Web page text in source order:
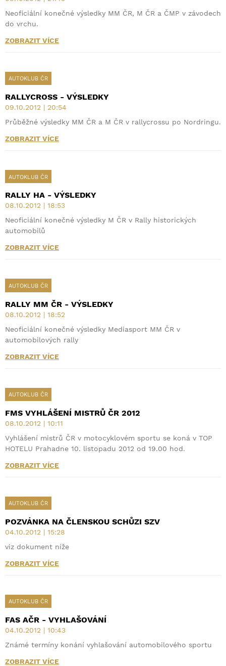
Neoficiální konečné výsledky MM ČR, M ČR a ČMP v závodech
do vrchu.
ZOBRAZIT VÍCE
AUTOKLUB ČR
RALLYCROSS - VÝSLEDKY
09.10.2012 | 20:54
Průběžné výsledky MM ČR a M ČR v rallycrossu po Nordringu.
ZOBRAZIT VÍCE
AUTOKLUB ČR
RALLY HA - VÝSLEDKY
08.10.2012 | 18:53
Neoficiální konečné výsledky M ČR v Rally historických
automobilů
ZOBRAZIT VÍCE
AUTOKLUB ČR
RALLY MM ČR - VÝSLEDKY
08.10.2012 | 18:52
Neoficiální konečné výsledky Mediasport MM ČR v
automobilových rally
ZOBRAZIT VÍCE
AUTOKLUB ČR
FMS VYHLÁŠENÍ MISTRŮ ČR 2012
08.10.2012 | 10:11
Vyhlášení mistrů ČR v motocyklovém sportu se koná v TOP
HOTELU Prahadne 10. listopadu 2012 od 19.00 hod.
ZOBRAZIT VÍCE
AUTOKLUB ČR
POZVÁNKA NA ČLENSKOU SCHŮZI SZV
04.10.2012 | 15:28
viz dokument níže
ZOBRAZIT VÍCE
AUTOKLUB ČR
FAS AČR - VYHLAŠOVÁNÍ
04.10.2012 | 10:43
Známé termíny konání vyhlašování automobilového sportu
ZOBRAZIT VÍCE